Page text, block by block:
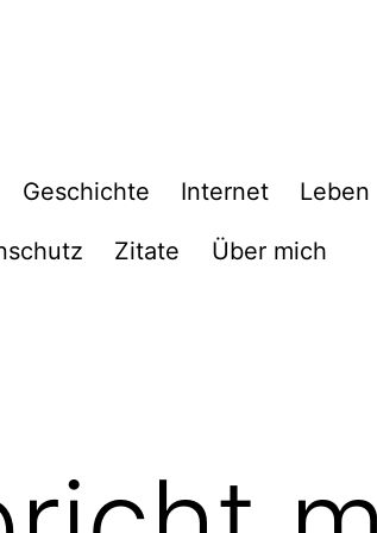
Geschichte Internet Leben
Zitate Über mich